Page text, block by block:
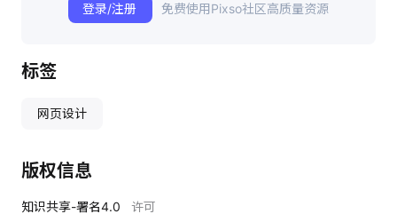
登录/注册 免费使用Pixso社区高质量资源
标签
网页设计
版权信息
知识共享-署名4.0 许可